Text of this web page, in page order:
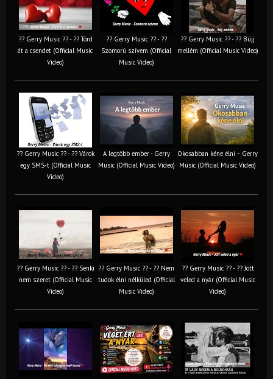
?? Gerry Music ?? - ?? Törd
át a csendet (Official Music
Video)
?? Gerry Music ?? - ??
Szomorú szívem (Official
Music Video)
?? Gerry Music ?? - ?? Bújj
mellém (Official Music Video)
?? Gerry Music ?? - ?? Várok
egy SMS-t (Official Music
Video)
A legtöbb ember - Gerry
Music (Official Music Video)
Okosabban kéne élni – Gerry
Music (Official Music Video)
?? Gerry Music ?? - ?? Senki
nem szeret (Official Music
Video)
?? Gerry Music ?? - ?? Nem
tudok élni nélküled (Official
Music Video)
?? Gerry Music ?? - ?? Jött
veled a nyár (Official Music
Video)